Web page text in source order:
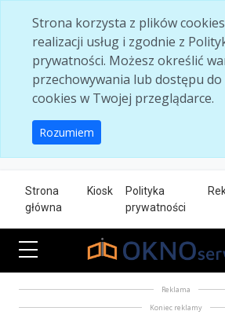
Strona korzysta z plików
realizacji usług i zgodnie z
prywatności. Możesz określić
przechowywania lub dostępu
cookies w Twojej przeglądarce.
Rozumiem
Strona
główna
Kiosk
Polityka
prywatności
Reklama
Koniec reklamy